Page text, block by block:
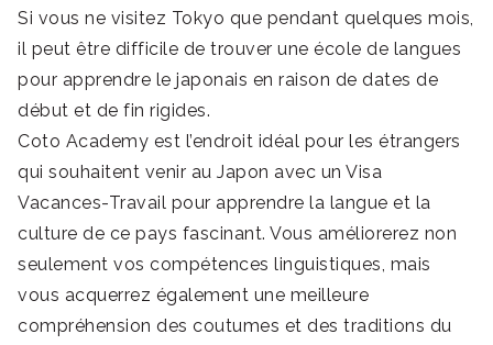
Si vous ne visitez Tokyo que pendant quelques mois,
il peut être difficile de trouver une école de langues
pour apprendre le japonais en raison de dates de
début et de fin rigides.
Coto Academy est l’endroit idéal pour les étrangers
qui souhaitent venir au Japon avec un Visa
Vacances-Travail pour apprendre la langue et la
culture de ce pays fascinant. Vous améliorerez non
seulement vos compétences linguistiques, mais
vous acquerrez également une meilleure
compréhension des coutumes et des traditions du